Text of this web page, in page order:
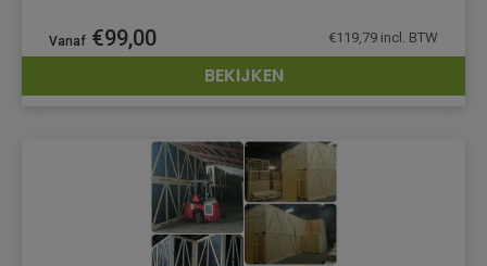
DETAILS
€99,00 €119,79 incl. BTW
BEKIJKEN